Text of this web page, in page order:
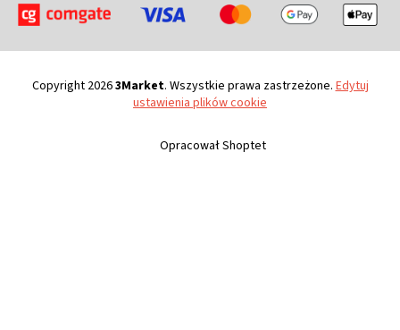
Opracował Shoptet
Copyright 20263Market. Wszystkie prawa zastrzeżone. Edytuj
ustawienia plików cookie